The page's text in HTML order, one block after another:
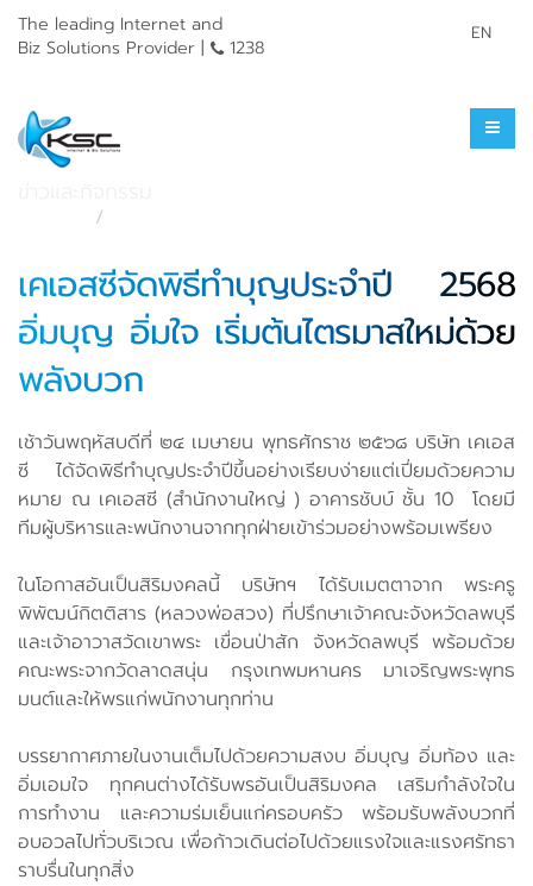
The leading Internet and
Biz Solutions Provider |
1238
EN
ข่าวประชาสัมพันธ์
เคเอสซีจัดพิธีทำบุญประจำปี 2568
อิ่มบุญ อิ่มใจ เริ่มต้นไตรมาสใหม่ด้วย
พลังบวก
เช้าวันพฤหัสบดีที่ ๒๔ เมษายน พุทธศักราช ๒๕๖๘ บริษัท เคเอส
ซี ได้จัดพิธีทำบุญประจำปีขึ้นอย่างเรียบง่ายแต่เปี่ยมด้วยความ
หมาย ณ เคเอสซี (สำนักงานใหญ่ ) อาคารชับบ์ ชั้น 10 โดยมี
ทีมผู้บริหารและพนักงานจากทุกฝ่ายเข้าร่วมอย่างพร้อมเพรียง
ในโอกาสอันเป็นสิริมงคลนี้ บริษัทฯ ได้รับเมตตาจาก พระครู
พิพัฒน์กิตติสาร (หลวงพ่อสวง) ที่ปรึกษาเจ้าคณะจังหวัดลพบุรี
และเจ้าอาวาสวัดเขาพระ เขื่อนป่าสัก จังหวัดลพบุรี พร้อมด้วย
คณะพระจากวัดลาดสนุ่น กรุงเทพมหานคร มาเจริญพระพุทธ
มนต์และให้พรแก่พนักงานทุกท่าน
บรรยากาศภายในงานเต็มไปด้วยความสงบ อิ่มบุญ อิ่มท้อง และ
อิ่มเอมใจ ทุกคนต่างได้รับพรอันเป็นสิริมงคล เสริมกำลังใจใน
การทำงาน และความร่มเย็นแก่ครอบครัว พร้อมรับพลังบวกที่
อบอวลไปทั่วบริเวณ เพื่อก้าวเดินต่อไปด้วยแรงใจและแรงศรัทธา
ราบรื่นในทุกสิ่ง